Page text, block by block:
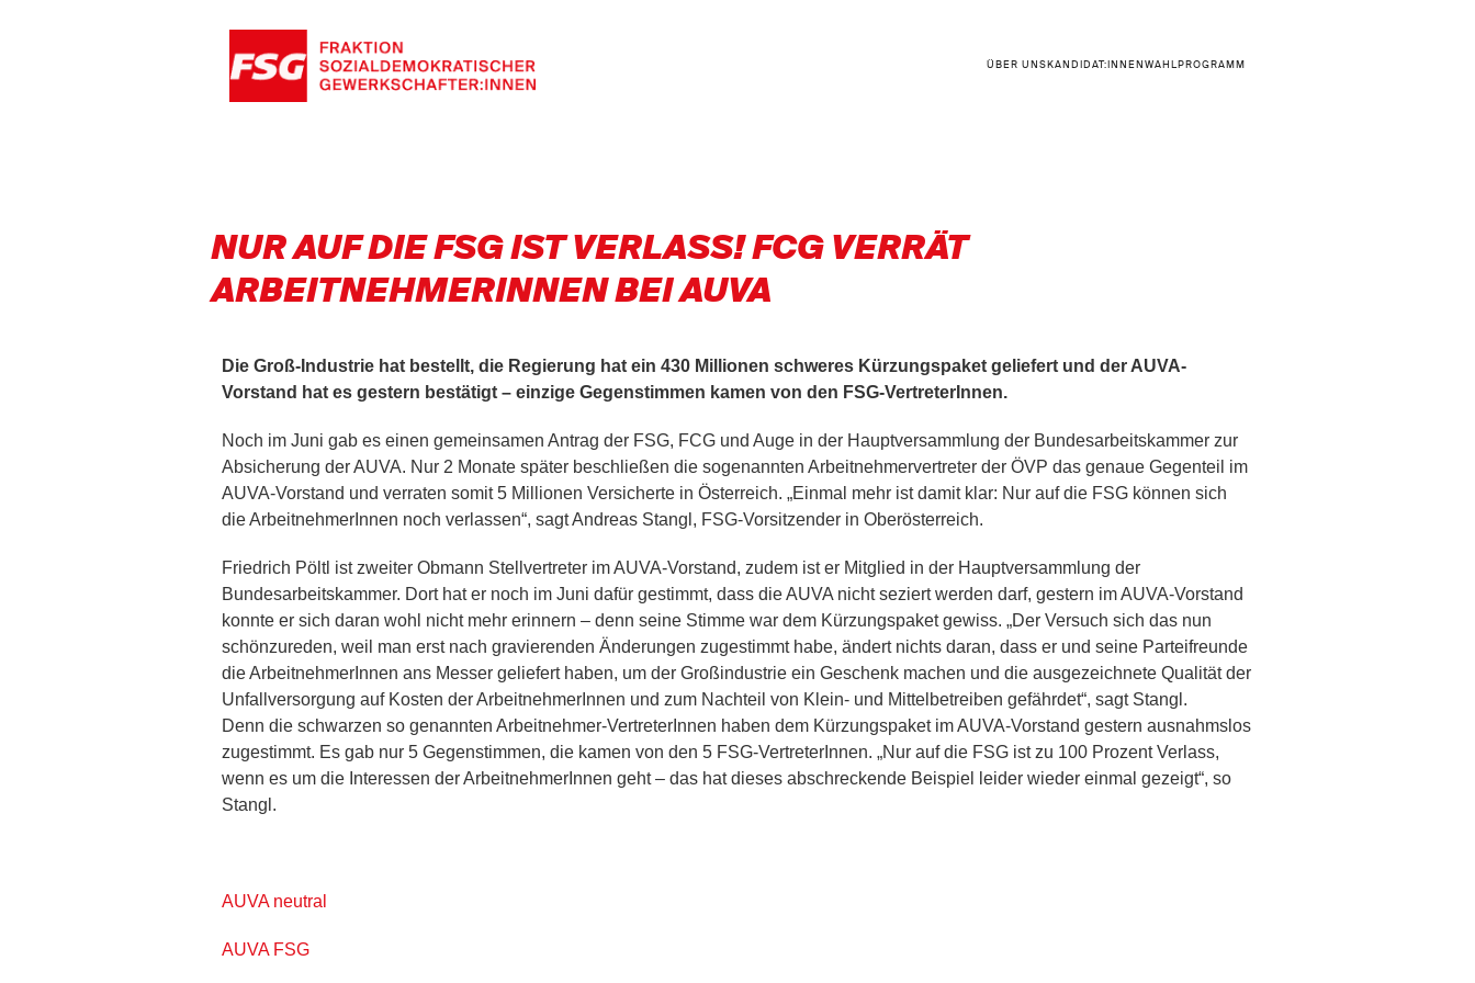
ÜBER UNS KANDIDAT:INNENWAHLPROGRAMM
NUR AUF DIE FSG IST VERLASS! FCG VERRÄT
ARBEITNEHMERINNEN BEI AUVA
Die Groß-Industrie hat bestellt, die Regierung hat ein 430 Millionen schweres Kürzungspaket geliefert und der AUVA-
Vorstand hat es gestern bestätigt – einzige Gegenstimmen kamen von den FSG-VertreterInnen.
Noch im Juni gab es einen gemeinsamen Antrag der FSG, FCG und Auge in der Hauptversammlung der Bundesarbeitskammer zur
Absicherung der AUVA. Nur 2 Monate später beschließen die sogenannten Arbeitnehmervertreter der ÖVP das genaue Gegenteil im
AUVA-Vorstand und verraten somit 5 Millionen Versicherte in Österreich. „Einmal mehr ist damit klar: Nur auf die FSG können sich
die ArbeitnehmerInnen noch verlassen“, sagt Andreas Stangl, FSG-Vorsitzender in Oberösterreich.
Friedrich Pöltl ist zweiter Obmann Stellvertreter im AUVA-Vorstand, zudem ist er Mitglied in der Hauptversammlung der
Bundesarbeitskammer. Dort hat er noch im Juni dafür gestimmt, dass die AUVA nicht seziert werden darf, gestern im AUVA-Vorstand
konnte er sich daran wohl nicht mehr erinnern – denn seine Stimme war dem Kürzungspaket gewiss. „Der Versuch sich das nun
schönzureden, weil man erst nach gravierenden Änderungen zugestimmt habe, ändert nichts daran, dass er und seine Parteifreunde
die ArbeitnehmerInnen ans Messer geliefert haben, um der Großindustrie ein Geschenk machen und die ausgezeichnete Qualität der
Unfallversorgung auf Kosten der ArbeitnehmerInnen und zum Nachteil von Klein- und Mittelbetreiben gefährdet“, sagt Stangl.
Denn die schwarzen so genannten Arbeitnehmer-VertreterInnen haben dem Kürzungspaket im AUVA-Vorstand gestern ausnahmslos
zugestimmt. Es gab nur 5 Gegenstimmen, die kamen von den 5 FSG-VertreterInnen. „Nur auf die FSG ist zu 100 Prozent Verlass,
wenn es um die Interessen der ArbeitnehmerInnen geht – das hat dieses abschreckende Beispiel leider wieder einmal gezeigt“, so
Stangl.
AUVA neutral
AUVA FSG